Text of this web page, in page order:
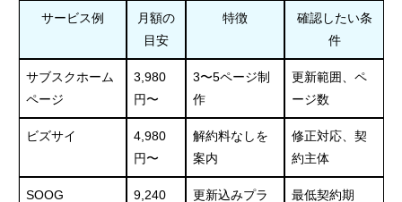
サービス例
月額の
目安
特徴
確認したい条
件
サブスクホーム
ページ
3,980
円〜
3〜5ページ制
作
更新範囲、ペ
ージ数
ビズサイ
4,980
円〜
解約料なしを
案内
修正対応、契
約主体
SOOG
9,240
更新込みプラ
最低契約期